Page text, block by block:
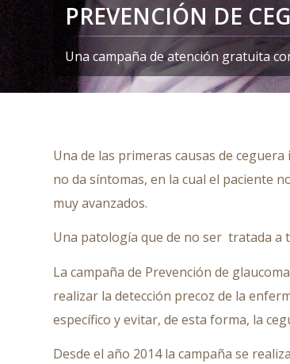
PREVENCIÓN DE
Una campaña de atención gratuita
Una de las primeras causas de
no da síntomas, en la cual el paciente
muy avanzados.
Una patología que de no ser tratada a
La campaña de Prevención de
realizar la detección precoz de la
específico y evitar, de esta forma, la
Desde el año 2014 la campaña se